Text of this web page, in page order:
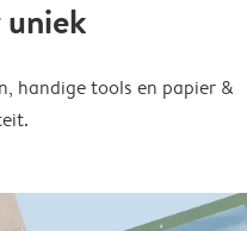
handige tools en papier &